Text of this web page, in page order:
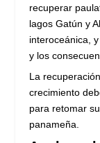
recuperar
lagos Gatún y
interoceánica,
y los
La
crecimiento
para retomar
panameña.